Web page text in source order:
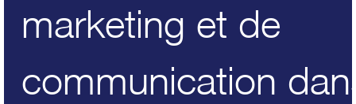
marketing et de
communication